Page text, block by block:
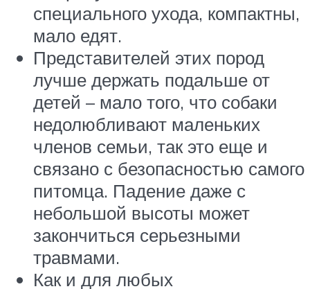
специального ухода, компактны,
мало едят.
Представителей этих пород
лучше держать подальше от
детей – мало того, что собаки
недолюбливают маленьких
членов семьи, так это еще и
связано с безопасностью самого
питомца. Падение даже с
небольшой высоты может
закончиться серьезными
травмами.
Как и для любых